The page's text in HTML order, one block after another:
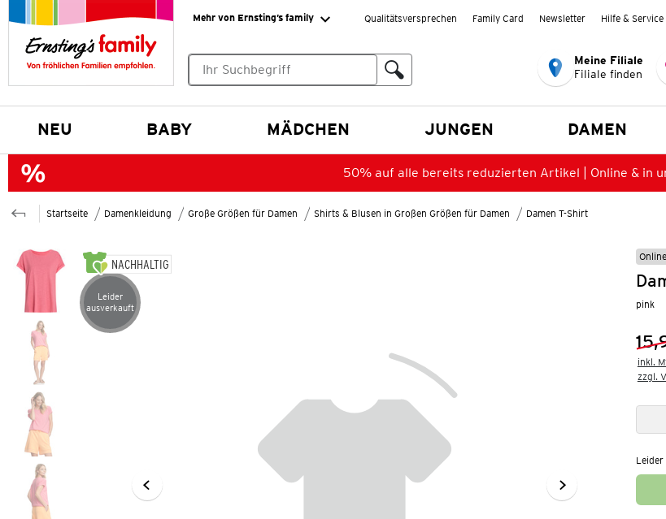
Mehr von Ernsting’s family Qualitätsversprechen Family Card Newsletter Hilfe & Service
Meine Filiale
Filiale finden
NEU BABY MÄDCHEN JUNGEN DAMEN
50% auf alle bereits reduzierten Artikel | Online & in
Startseite Damenkleidung Große Größen für Damen Shirts & Blusen in Großen Größen für Damen Damen T-Shirt
NACHHALTIG
Artikel leider ausverkauft
Leider
ausverkauft
pink
inkl.
zzgl.